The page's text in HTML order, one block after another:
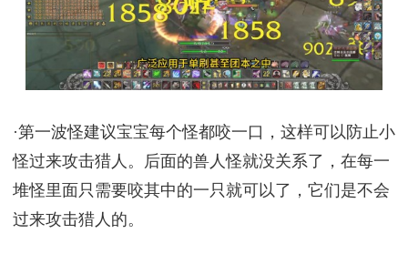
·第一波怪建议宝宝每个怪都咬一口，这样可以防止小
怪过来攻击猎人。后面的兽人怪就没关系了，在每一
堆怪里面只需要咬其中的一只就可以了，它们是不会
过来攻击猎人的。